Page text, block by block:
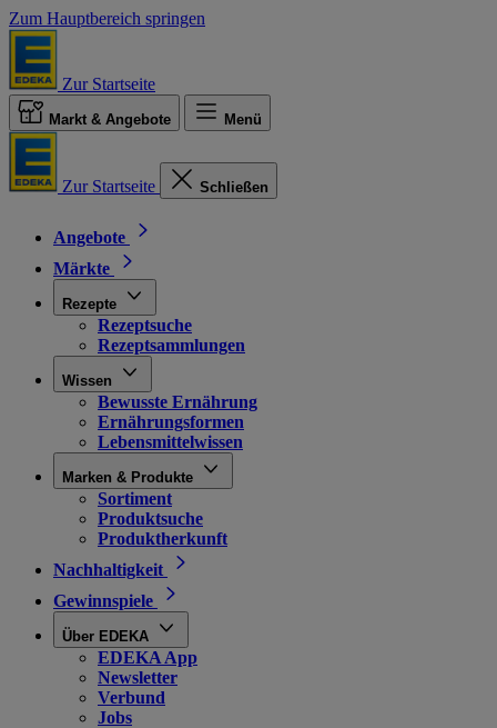
Zum Hauptbereich springen
Zur Startseite
Markt & Angebote Menü
Zur Startseite Schließen
Angebote
Märkte
Rezepte
Rezeptsuche
Rezeptsammlungen
Wissen
Bewusste Ernährung
Ernährungsformen
Lebensmittelwissen
Marken & Produkte
Sortiment
Produktsuche
Produktherkunft
Nachhaltigkeit
Gewinnspiele
Über EDEKA
EDEKA App
Newsletter
Verbund
Jobs